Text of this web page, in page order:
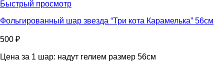
звезда
кота
56см
Быстрый просмотр
Фольгированный шар звезда “Три кота Карамелька” 56см
500 ₽
Цена за 1 шар: надут гелием размер 56см